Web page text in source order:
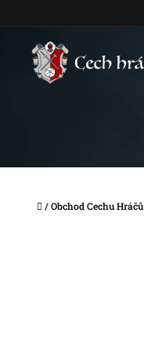
Domů
/Obchod Cechu Hráčů